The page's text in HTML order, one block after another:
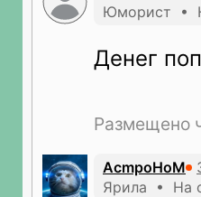
Юморист •
Денег
Размещено
AcmpoHoM
Ярила • На